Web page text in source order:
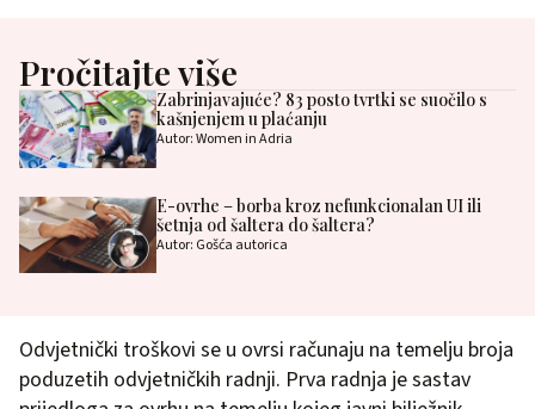
Pročitajte više
Zabrinjavajuće? 83 posto tvrtki se suočilo s
kašnjenjem u plaćanju
Autor: Women in Adria
E-ovrhe – borba kroz nefunkcionalan UI ili
šetnja od šaltera do šaltera?
Autor: Gošća autorica
Odvjetnički troškovi se u ovrsi računaju na temelju broja
poduzetih odvjetničkih radnji. Prva radnja je sastav